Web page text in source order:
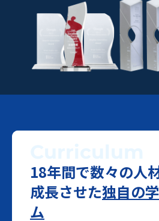
18年間で数々の人
成長させた独自の
ム